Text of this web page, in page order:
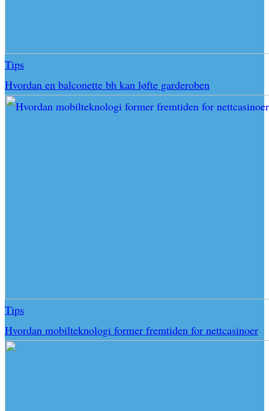
Tips
Hvordan en balconette bh kan løfte garderoben
Tips
Hvordan mobilteknologi former fremtiden for nettcasinoer